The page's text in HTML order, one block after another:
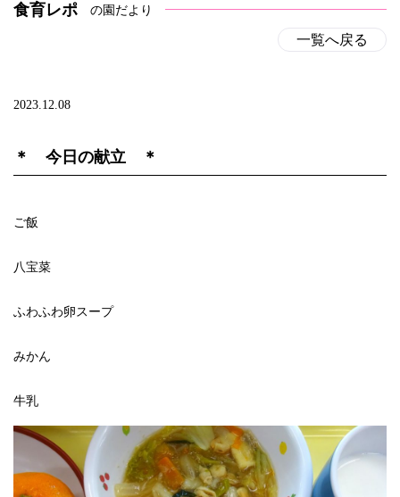
食育レポ の園だより
一覧へ戻る
2023.12.08
＊ 今日の献立 ＊
ご飯
八宝菜
ふわふわ卵スープ
みかん
牛乳